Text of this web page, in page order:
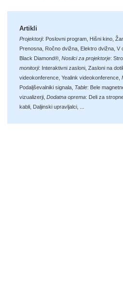
Artikli
Projektorji: Poslovni program Hišni kino
Prenosna Ročno dvižna Elektro dvižna V
Black Diamond® Nosilci za projektorje:
monitorji: Interaktivni zasloni Zasloni na
videokonference Yealink videokonference
Podaljševalniki signala Table: Bele
vizualizerji Dodatna oprema: Deli za
kabli Daljinski upravljalci